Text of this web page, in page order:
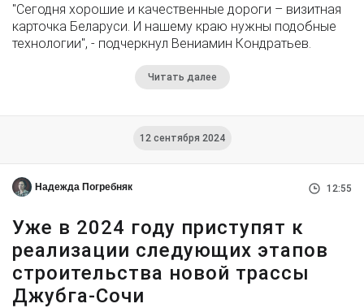
"Сегодня хорошие и качественные дороги – визитная
карточка Беларуси. И нашему краю нужны подобные
технологии", - подчеркнул Вениамин Кондратьев.
Читать далее
12 сентября 2024
Надежда Погребняк 12:55
Уже в 2024 году приступят к
реализации следующих этапов
строительства новой трассы
Джубга-Сочи